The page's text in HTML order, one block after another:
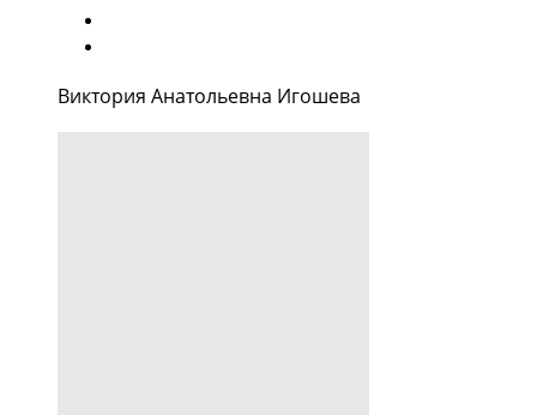
Виктория Анатольевна Игошева